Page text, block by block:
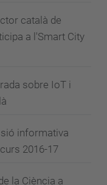
català de
a l'Smart City
sobre IoT i
informativa
2016-17
la Ciència a